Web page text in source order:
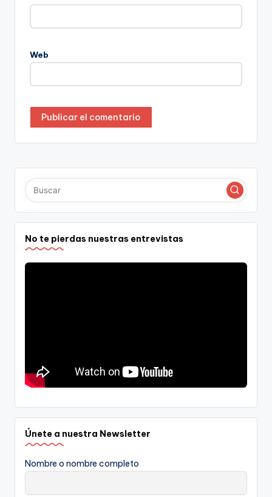
Web
No te pierdas nuestras entrevistas
Únete a nuestra Newsletter
Nombre o nombre completo